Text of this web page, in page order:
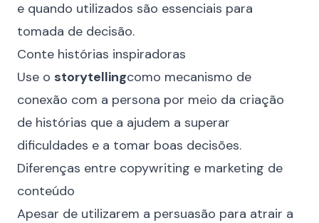
e quando utilizados são essenciais para
tomada de decisão.
Conte histórias inspiradoras
Use o storytellingcomo mecanismo de
conexão com a persona por meio da criação
de histórias que a ajudem a superar
dificuldades e a tomar boas decisões.
Diferenças entre copywriting e marketing de
conteúdo
Apesar de utilizarem a persuasão para atrair a